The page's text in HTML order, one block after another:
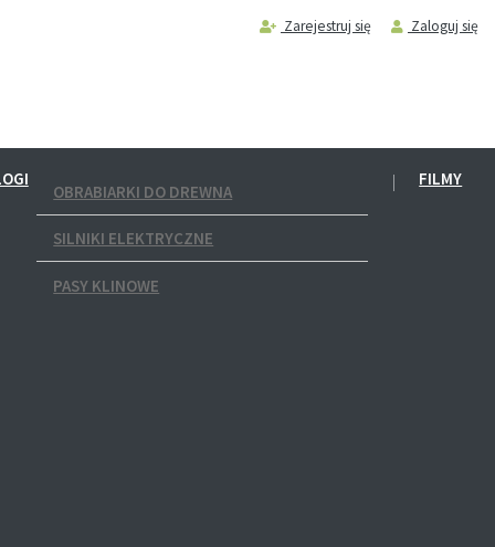
Zarejestruj się Zaloguj się
OBRABIARKI DO DREWNA
SILNIKI ELEKTRYCZNE
PASY KLINOWE
FILMY